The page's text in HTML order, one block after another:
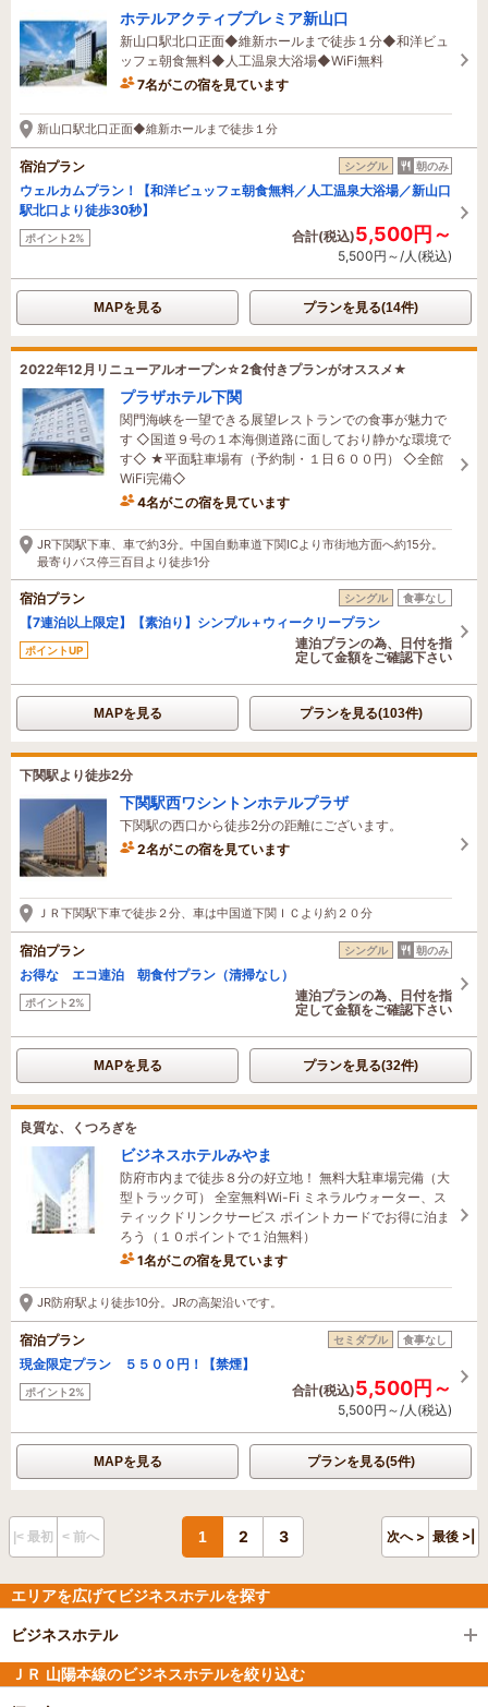
ホテルアクティブプレミア新山口
新山口駅北口正面◆維新ホールまで徒歩１分◆和洋ビュ
ッフェ朝食無料◆人工温泉大浴場◆WiFi無料
7名がこの宿を見ています
新山口駅北口正面◆維新ホールまで徒歩１分
宿泊プラン シングル 朝のみ
ウェルカムプラン！【和洋ビュッフェ朝食無料／人工温泉大浴場／新山口
駅北口より徒歩30秒】
ポイント2% 合計(税込)5,500円～
5,500円～/人(税込)
MAPを見る プランを見る(14件)
2022年12月リニューアルオープン☆2食付きプランがオススメ★
プラザホテル下関
関門海峡を一望できる展望レストランでの食事が魅力で
す ◇国道９号の１本海側道路に面しており静かな環境で
す◇ ★平面駐車場有（予約制・１日６００円） ◇全館
WiFi完備◇
4名がこの宿を見ています
たった今予約されました
JR下関駅下車、車で約3分。中国自動車道下関ICより市街地方面へ約15分。
最寄りバス停三百目より徒歩1分
宿泊プラン シングル 食事なし
【7連泊以上限定】【素泊り】シンプル＋ウィークリープラン
ポイントUP
連泊プランの為、日付を指
定して金額をご確認下さい
MAPを見る プランを見る(103件)
下関駅より徒歩2分
下関駅西ワシントンホテルプラザ
下関駅の西口から徒歩2分の距離にございます。
2名がこの宿を見ています
ＪＲ下関駅下車で徒歩２分、車は中国道下関ＩＣより約２０分
宿泊プラン シングル 朝のみ
お得な エコ連泊 朝食付プラン（清掃なし）
ポイント2%
連泊プランの為、日付を指
定して金額をご確認下さい
MAPを見る プランを見る(32件)
良質な、くつろぎを
ビジネスホテルみやま
防府市内まで徒歩８分の好立地！ 無料大駐車場完備（大
型トラック可） 全室無料Wi-Fi ミネラルウォーター、ス
ティックドリンクサービス ポイントカードでお得に泊ま
ろう（１０ポイントで１泊無料）
1名がこの宿を見ています
1時間前に予約されました
JR防府駅より徒歩10分。JRの高架沿いです。
宿泊プラン セミダブル 食事なし
現金限定プラン ５５００円！【禁煙】
ポイント2% 合計(税込)5,500円～
5,500円～/人(税込)
MAPを見る プランを見る(5件)
|< 最初 < 前へ 1 2 3 次へ > 最後 >|
エリアを広げてビジネスホテルを探す
ビジネスホテル
ＪＲ 山陽本線のビジネスホテルを絞り込む